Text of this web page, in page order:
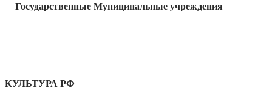
Государственные Муниципальные учреждения
КУЛЬТУРА РФ